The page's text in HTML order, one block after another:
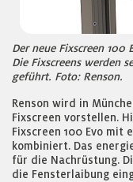
Der neue Fixscreen 100
Die Fixscreens werden
geführt. Foto: Renson.
Renson wird in
Fixscreen vorstellen.
Fixscreen 100 Evo mit
kombiniert. Das
für die Nachrüstung.
die Fensterlaibung